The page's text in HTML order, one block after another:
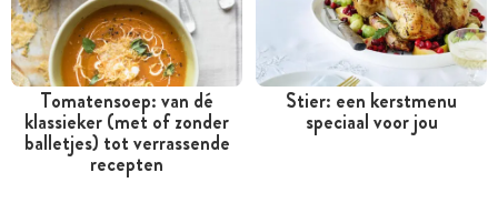
Tomatensoep: van dé
klassieker (met of zonder
balletjes) tot verrassende
recepten
Stier: een kerstmenu
speciaal voor jou